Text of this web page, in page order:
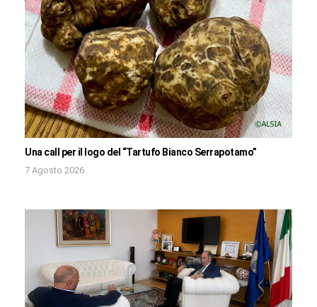
Una call per il logo del “Tartufo Bianco Serrapotamo”
7 Agosto 2026